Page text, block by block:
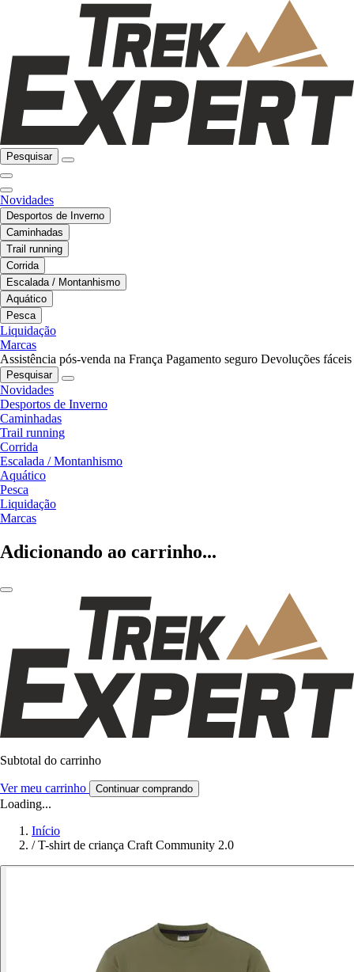
Pesquisar
Novidades
Desportos de Inverno
Caminhadas
Trail running
Corrida
Escalada / Montanhismo
Aquático
Pesca
Liquidação
Marcas
Assistência pós-venda na França Pagamento seguro Devoluções fáceis
Pesquisar
Novidades
Desportos de Inverno
Caminhadas
Trail running
Corrida
Escalada / Montanhismo
Aquático
Pesca
Liquidação
Marcas
Adicionando ao carrinho...
Subtotal do carrinho
Ver meu carrinho Continuar comprando
Loading...
Início
/ T-shirt de criança Craft Community 2.0